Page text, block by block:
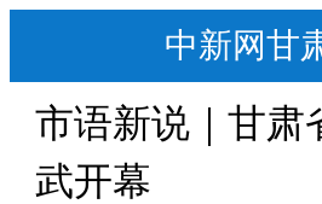
中新网甘
市语新说｜甘肃
武开幕